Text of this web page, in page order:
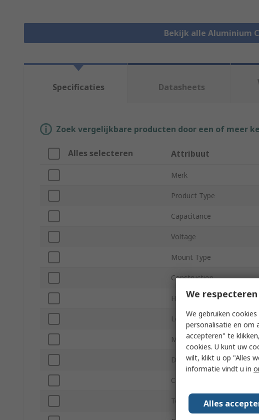
Bekijk alle Aluminium
Specificaties Datasheets
Zoek vergelijkbare producten door een of meer
Alles selecteren Attribuut
Merk
Product Type
Capacitance
Voltage
Mount Type
Construction
Height
Length
Minimum Operating
Diameter
Capacitor Ripple Current
Termination Type
We
We gebruiken
personalisatie en om
accepteren" te
cookies. U kunt uw
wilt, klikt u op "Alles
informatie vindt u in
Alles